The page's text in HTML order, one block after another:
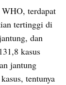
terdapat
tertinggi di
dan
kasus
jantung
tentunya